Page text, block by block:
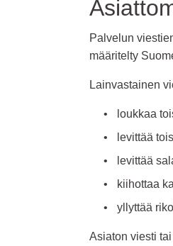
Palvelun
määritelty
Lainvastainen
loukkaa
levittää
levittää
kiihottaa
yllyttää
Asiaton viesti